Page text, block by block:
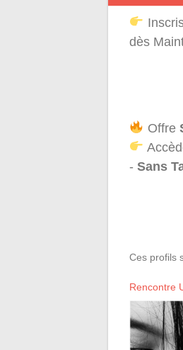
dès
Offre
- Sans
Ces profils
Rencontre